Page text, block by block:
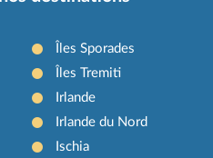
Îles Sporades
Îles Tremiti
Irlande
Irlande du Nord
Ischia